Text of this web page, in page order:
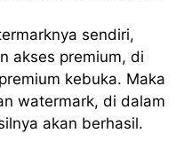
sendiri,
akses premium, di
kebuka. Maka
watermark, di dalam
akan berhasil.